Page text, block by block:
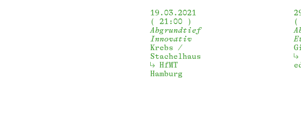
19.03.2021
21:00
Abgrundtief
Innovativ
Krebs /
Stachelhaus
HfMT
Hamburg